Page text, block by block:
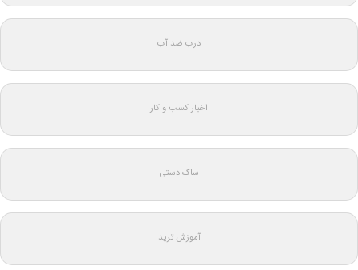
درب ضد آب
اخبار کسب و کار
ساک دستی
آموزش ترید